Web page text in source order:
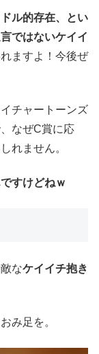
ル的存在、とい
ではないケイイ
ますよ！今後ぜ
チャートーンズ
なぜC賞に応
れません。
すけどねｗ
なケイイチ抱き
み足を。